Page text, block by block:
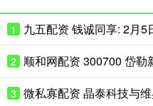
1
2 顺和网配资 300700 岱勒
3